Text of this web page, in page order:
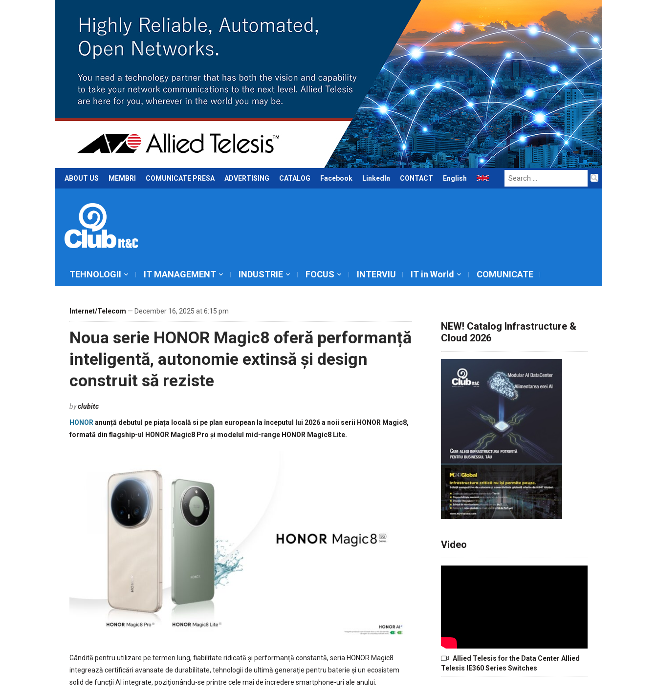
ABOUT US MEMBRI COMUNICATE PRESA ADVERTISING CATALOG Facebook LinkedIn CONTACT English
Search
for:
TEHNOLOGII IT MANAGEMENT INDUSTRIE FOCUS INTERVIU IT in World COMUNICATE
Internet/Telecom — December 16, 2025 at 6:15 pm
Noua serie HONOR Magic8 oferă performanță
inteligentă, autonomie extinsă și design
construit să reziste
byclubitc
HONORanunță debutul pe piața locală si pe plan european la începutul lui 2026 a noii serii HONOR Magic8,
formată din flagship-ul HONOR Magic8 Pro și modelul mid-range HONOR Magic8 Lite.
Gândită pentru utilizare pe termen lung, fiabilitate ridicată și performanță constantă, seria HONOR Magic8
integrează certificări avansate de durabilitate, tehnologii de ultimă generație pentru baterie și un ecosistem
solid de funcții AI integrate, poziționându-se printre cele mai de încredere smartphone-uri ale anului.
NEW! Catalog Infrastructure &
Cloud 2026
Video
Allied Telesis for the Data Center Allied
Telesis IE360 Series Switches